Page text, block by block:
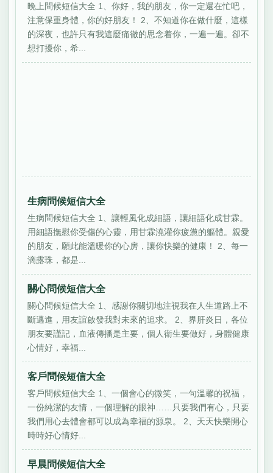
晚上問候短信大全 1、你好，我的朋友，你一定還在忙吧，
注意保重身體，你的好朋友！ 2、不知道你在做什麼，這樣
的深夜，也許只有我這麼痛徹的思念着你，一遍一遍。卻不
想打擾你，希...
生病問候短信大全
生病問候短信大全 1、讓輕風化成細語，讓細語化成甘霖。
用細語撫慰你受傷的心靈，用甘霖澆灌你疲憊的軀體。親愛
的朋友，願此能溫暖你的心房，讓你快樂的健康！ 2、每一
滴露珠，都是...
關心問候短信大全
關心問候短信大全 1、感謝你關切地注視我在人生道路上不
斷邁進，用友誼啟發我對未來的追求。 2、界肝炎日，各位
朋友要謹記，血液傳播是主要，個人衛生要做好，身體健康
心情好，幸福...
客戶問候短信大全
客戶問候短信大全 1、一個會心的微笑，一句溫馨的祝福，
一份純潔的友情，一個理解的眼神……只要我們有心，只要
我們用心去體會都可以成為幸福的源泉。 2、天天快樂開心
時時好心情好...
早晨問候短信大全